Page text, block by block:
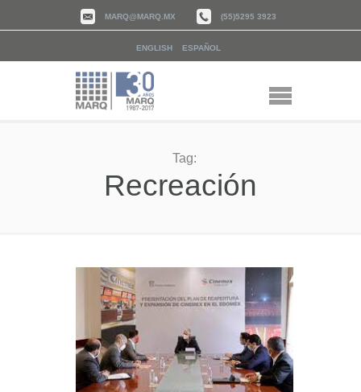
MARQ@MARQ.MX (55)5295 3923
ENGLISH ESPAÑOL
Tag:
Recreación